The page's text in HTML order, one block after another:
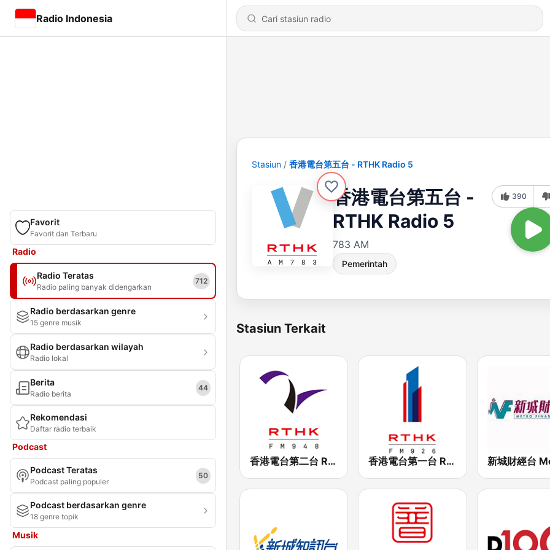
Radio Indonesia
Favorit
Favorit dan Terbaru
Radio
Radio Teratas
Radio paling banyak didengarkan
712
Radio berdasarkan genre
15 genre musik
Radio berdasarkan wilayah
Radio lokal
Berita
Radio berita
44
Rekomendasi
Daftar radio terbaik
Podcast
Podcast Teratas
Podcast paling populer
50
Podcast berdasarkan genre
18 genre topik
Musik
Stasiun 香港電台第五台 - RTHK Radio 5
香港電台第五台 -
RTHK Radio 5
783 AM
Pemerintah
390
Stasiun Terkait
香港電台第二台 RTHK Radio 2 香港電台第一台 RTHK Radio 1